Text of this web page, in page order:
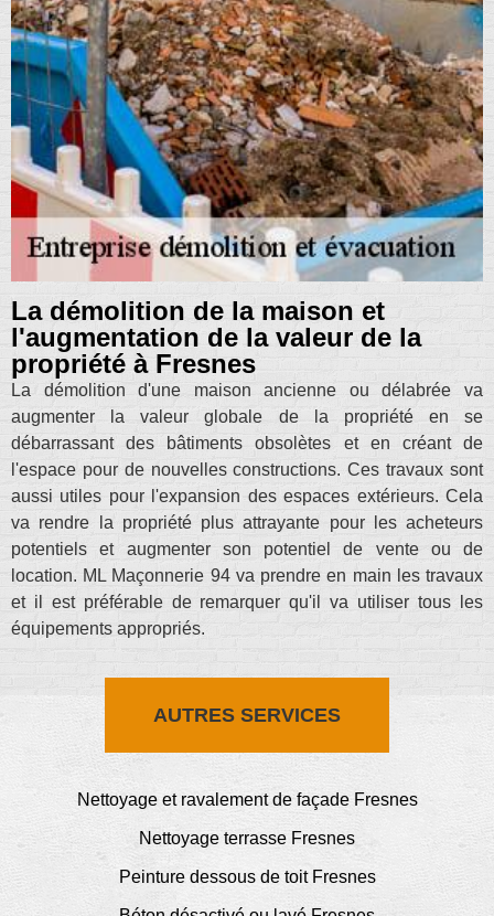
La démolition de la maison et
l'augmentation de la valeur de la
propriété à Fresnes
La démolition d'une maison ancienne ou délabrée va
augmenter la valeur globale de la propriété en se
débarrassant des bâtiments obsolètes et en créant de
l'espace pour de nouvelles constructions. Ces travaux sont
aussi utiles pour l'expansion des espaces extérieurs. Cela
va rendre la propriété plus attrayante pour les acheteurs
potentiels et augmenter son potentiel de vente ou de
location. ML Maçonnerie 94 va prendre en main les travaux
et il est préférable de remarquer qu'il va utiliser tous les
équipements appropriés.
AUTRES SERVICES
Nettoyage et ravalement de façade Fresnes
Nettoyage terrasse Fresnes
Peinture dessous de toit Fresnes